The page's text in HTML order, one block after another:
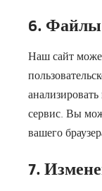
6.
Наш сайт
сервис. Вы
вашего
7.